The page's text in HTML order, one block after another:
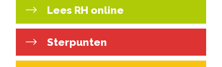
Lees RH online
Sterpunten